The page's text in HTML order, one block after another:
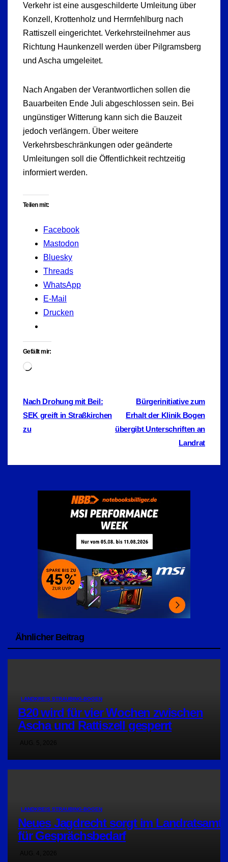
Verkehr ist eine ausgeschilderte Umleitung über
Konzell, Krottenholz und Herrnfehlburg nach
Rattiszell eingerichtet. Verkehrsteilnehmer aus
Richtung Haunkenzell werden über Pilgramsberg
und Ascha umgeleitet.
Nach Angaben der Verantwortlichen sollen die
Bauarbeiten Ende Juli abgeschlossen sein. Bei
ungünstiger Witterung kann sich die Bauzeit
jedoch verlängern. Über weitere
Verkehrsbeschränkungen oder geänderte
Umleitungen soll die Öffentlichkeit rechtzeitig
informiert werden.
Teilen mit:
Facebook
Mastodon
Bluesky
Threads
WhatsApp
E-Mail
Drucken
Gefällt mir:
Wird
BeitragsnavigationBürgerinitiative zum
Erhalt der Klinik Bogen
übergibt Unterschriften an
Landrat
Nach Drohung mit Beil:
SEK greift in Straßkirchen
zu
Ähnlicher Beitrag
LANDKREIS STRAUBING-BOGEN
B20 wird für vier Wochen zwischen
Ascha und Rattiszell gesperrt
LANDKREIS STRAUBING-BOGEN
Neues Jagdrecht sorgt im Landratsamt
für Gesprächsbedarf